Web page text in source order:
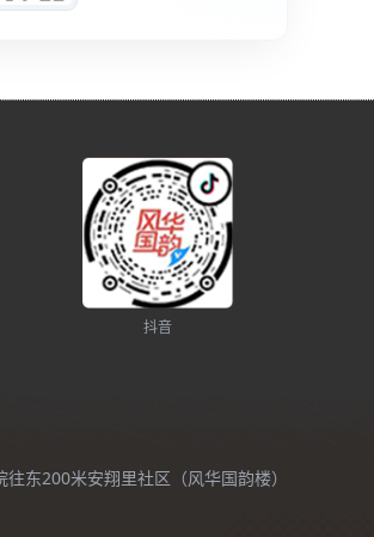
抖音
东200米安翔里社区（风华国韵楼）